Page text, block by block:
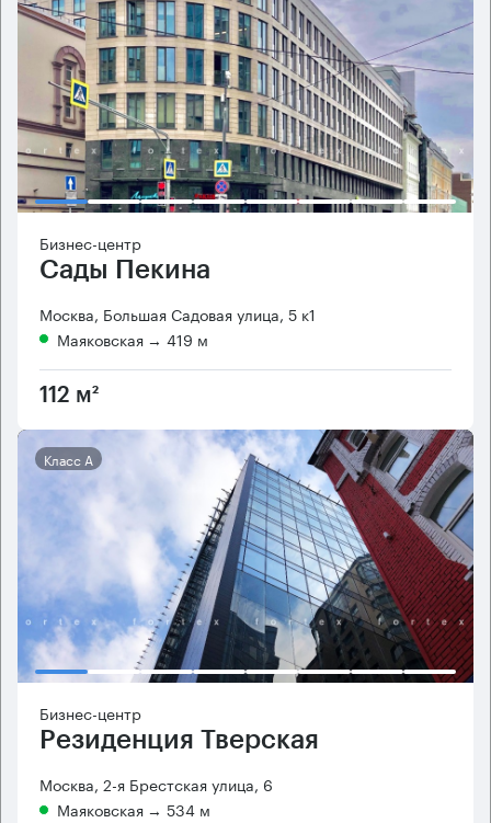
Бизнес-центр
Сады Пекина
Москва, Большая Садовая улица, 5 к1
Маяковская → 419 м
112 м²
Класс А
Бизнес-центр
Резиденция Тверская
Москва, 2-я Брестская улица, 6
Маяковская → 534 м